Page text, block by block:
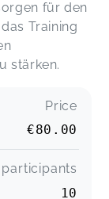
für den
Training
stärken.
Price
€80.00
participants
10